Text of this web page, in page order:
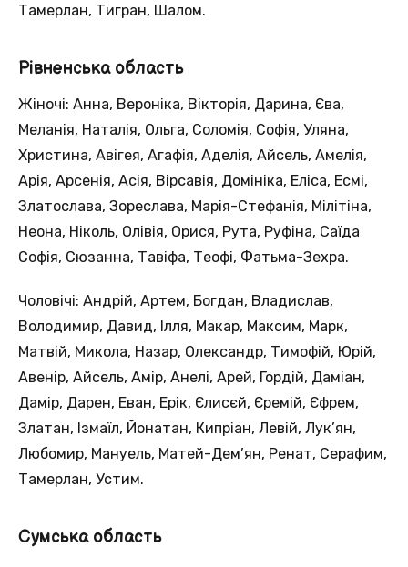
Тамерлан, Тигран, Шалом.
Рівненська область
Жіночі: Анна, Вероніка, Вікторія, Дарина, Єва,
Меланія, Наталія, Ольга, Соломія, Софія, Уляна,
Христина, Авігея, Агафія, Аделія, Айсель, Амелія,
Арія, Арсенія, Асія, Вірсавія, Домініка, Еліса, Есмі,
Златослава, Зореслава, Марія-Стефанія, Мілітіна,
Неона, Ніколь, Олівія, Орися, Рута, Руфіна, Саїда
Софія, Сюзанна, Тавіфа, Теофі, Фатьма-Зехра.
Чоловічі: Андрій, Артем, Богдан, Владислав,
Володимир, Давид, Ілля, Макар, Максим, Марк,
Матвій, Микола, Назар, Олександр, Тимофій, Юрій,
Авенір, Айсель, Амір, Анелі, Арей, Гордій, Даміан,
Дамір, Дарен, Еван, Ерік, Єлисєй, Єремій, Єфрем,
Златан, Ізмаїл, Йонатан, Кипріан, Левій, Лук’ян,
Любомир, Мануель, Матей-Дем’ян, Ренат, Серафим,
Тамерлан, Устим.
Сумська область